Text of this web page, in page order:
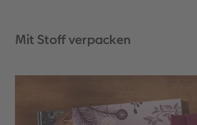
Mit Stoff verpacken